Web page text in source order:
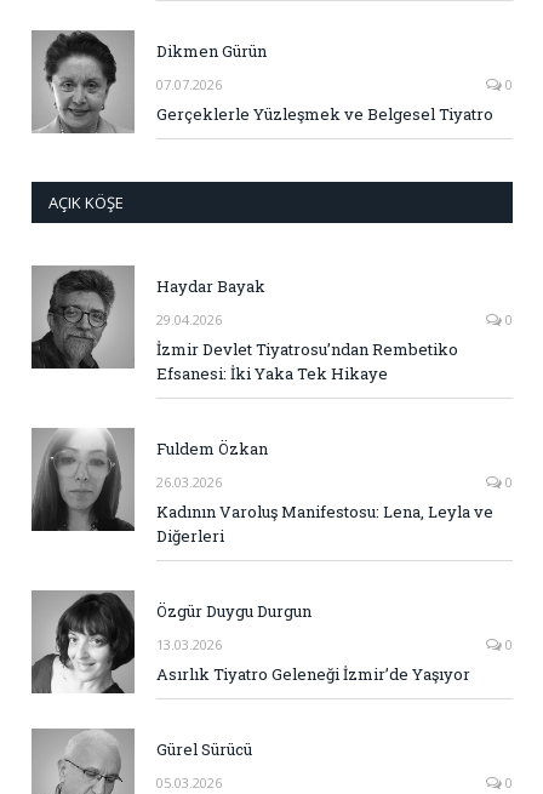
Dikmen Gürün
07.07.2026 0
Gerçeklerle Yüzleşmek ve Belgesel Tiyatro
AÇIK KÖŞE
Haydar Bayak
29.04.2026 0
İzmir Devlet Tiyatrosu’ndan Rembetiko
Efsanesi: İki Yaka Tek Hikaye
Fuldem Özkan
26.03.2026 0
Kadının Varoluş Manifestosu: Lena, Leyla ve
Diğerleri
Özgür Duygu Durgun
13.03.2026 0
Asırlık Tiyatro Geleneği İzmir’de Yaşıyor
Gürel Sürücü
05.03.2026 0